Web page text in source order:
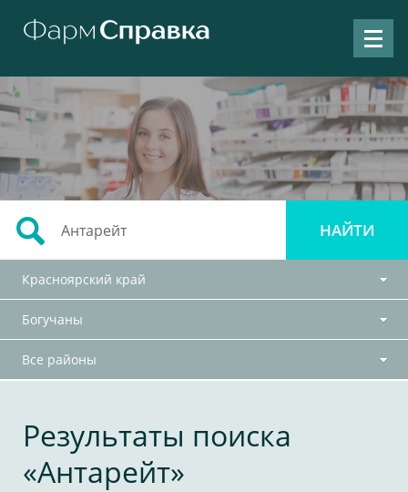
Красноярский край
Богучаны
Все районы
Результаты поиска
«Антарейт»